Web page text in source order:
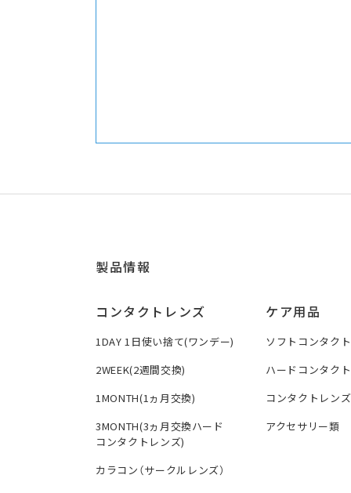
製品情報
コンタクトレンズ
1DAY 1日使い捨て(ワンデー)
2WEEK(2週間交換)
1MONTH(1ヵ月交換)
3MONTH(3ヵ月交換ハード
コンタクトレンズ)
カラコン（サークルレンズ）
ケア用品
ソフトコンタク
ハードコンタク
コンタクトレン
アクセサリー類